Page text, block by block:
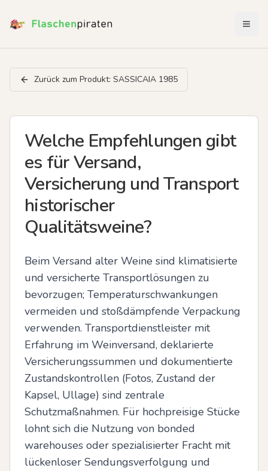
Zurück zum Produkt: SASSICAIA 1985
Welche Empfehlungen gibt
es für Versand,
Versicherung und Transport
historischer
Qualitätsweine?
Beim Versand alter Weine sind klimatisierte
und versicherte Transportlösungen zu
bevorzugen; Temperaturschwankungen
vermeiden und stoßdämpfende Verpackung
verwenden. Transportdienstleister mit
Erfahrung im Weinversand, deklarierte
Versicherungssummen und dokumentierte
Zustandskontrollen (Fotos, Zustand der
Kapsel, Ullage) sind zentrale
Schutzmaßnahmen. Für hochpreisige Stücke
lohnt sich die Nutzung von bonded
warehouses oder spezialisierter Fracht mit
lückenloser Sendungsverfolgung und